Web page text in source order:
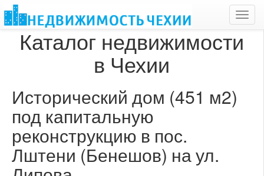
Каталог недвижимости
в Чехии
Исторический дом (451 м2)
под капитальную
реконструкцию в пос.
Лштени (Бенешов) на ул.